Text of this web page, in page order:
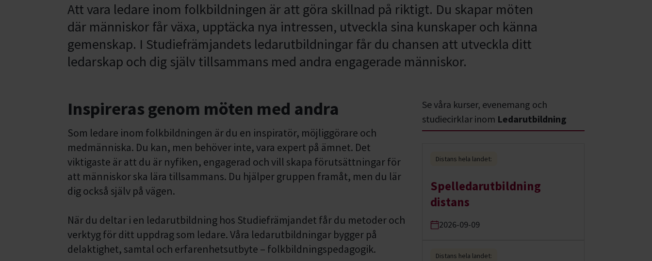
Att vara ledare inom folkbildningen är att göra skillnad på riktigt. Du skapar möten
där människor får växa, upptäcka nya intressen, utveckla sina kunskaper och känna
gemenskap. I Studiefrämjandets ledarutbildningar får du chansen att utveckla ditt
ledarskap och dig själv tillsammans med andra engagerade människor.
Inspireras genom möten med andra
Som ledare inom folkbildningen är du en inspiratör, möjliggörare och
medmänniska. Du kan, men behöver inte, vara expert på ämnet. Det
viktigaste är att du är nyfiken, engagerad och vill skapa förutsättningar för
att människor ska lära tillsammans. Du hjälper gruppen framåt, men du lär
dig också själv på vägen.
När du deltar i en ledarutbildning hos Studiefrämjandet får du metoder och
verktyg för ditt uppdrag som ledare. Våra ledarutbildningar bygger på
delaktighet, samtal och erfarenhetsutbyte – folkbildningspedagogik.
Se våra kurser, evenemang och
studiecirklar inom Ledarutbildning
Distans hela landet:
Spelledarutbildning
distans
2026-09-09
Distans hela landet: